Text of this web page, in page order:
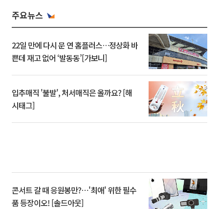
주요뉴스
22일 만에 다시 문 연 홈플러스…정상화 바
쁜데 재고 없어 ‘발동동’[가보니]
입추매직 '불발', 처서매직은 올까요? [해
시태그]
콘서트 갈 때 응원봉만?⋯'최애' 위한 필수
품 등장이오! [솔드아웃]